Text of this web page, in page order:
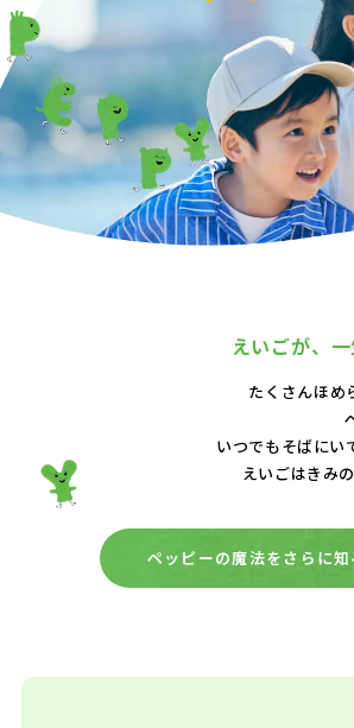
えいごが、
たくさんほめ
いつでもそばにい
えいごはきみ
ペッピーの魔法をさらに知